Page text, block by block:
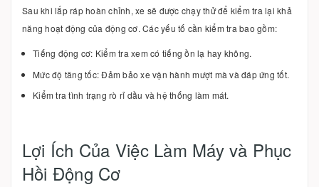
Sau khi lắp ráp hoàn chỉnh, xe sẽ được chạy thử để kiểm tra lại khả
năng hoạt động của động cơ. Các yếu tố cần kiểm tra bao gồm:
Tiếng động cơ: Kiểm tra xem có tiếng ồn lạ hay không.
Mức độ tăng tốc: Đảm bảo xe vận hành mượt mà và đáp ứng tốt.
Kiểm tra tình trạng rò rỉ dầu và hệ thống làm mát.
Lợi Ích Của Việc Làm Máy và Phục
Hồi Động Cơ